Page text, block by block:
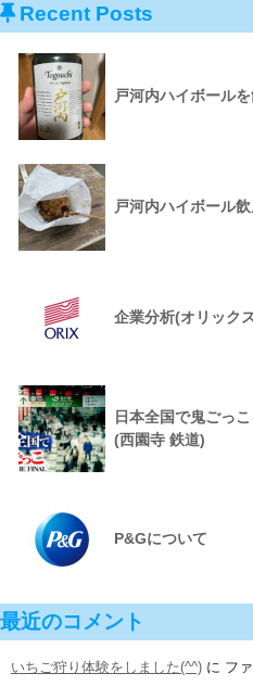
Recent Posts
戸河内ハイボール
戸河内ハイボール
企業分析(オリック
日本全国で鬼ごっ
(西園寺 鉄道)
P&Gについて
最近のコメント
いちご狩り体験をしました(^^) に フ